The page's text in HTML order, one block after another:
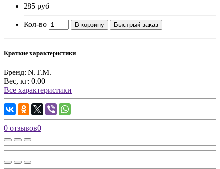
285 руб
Кол-во В корзину Быстрый заказ
Краткие характеристики
Бренд: N.T.M.
Вес, кг: 0.00
Все характеристики
0 отзывов0